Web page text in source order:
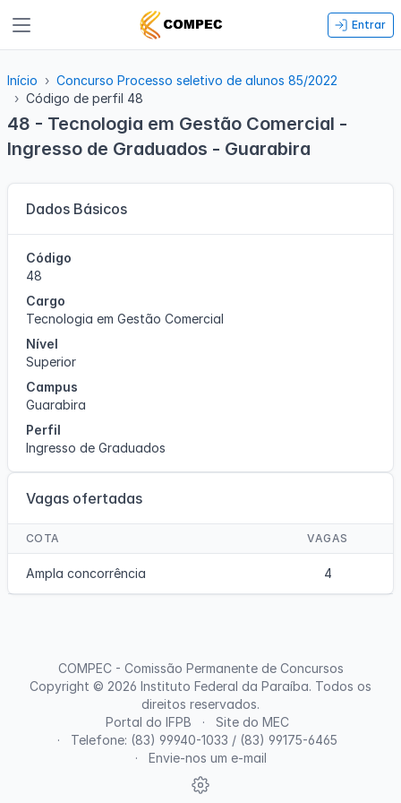
Entrar
Início
Concurso Processo seletivo de alunos 85/2022
Código de perfil 48
48 - Tecnologia em Gestão Comercial -
Ingresso de Graduados - Guarabira
Dados Básicos
Código
48
Cargo
Tecnologia em Gestão Comercial
Nível
Superior
Campus
Guarabira
Perfil
Ingresso de Graduados
Vagas ofertadas
COTA VAGAS
Ampla concorrência 4
Portal do IFPB
Site do MEC
Telefone: (83) 99940-1033 / (83) 99175-6465
Envie-nos um e-mail
COMPEC - Comissão Permanente de Concursos
Copyright © 2026 Instituto Federal da Paraíba. Todos os
direitos reservados.